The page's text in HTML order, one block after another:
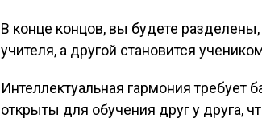
В конце концов, вы будете
учителя, а другой становится
Интеллектуальная гармония требует
открыты для обучения друг у друга,